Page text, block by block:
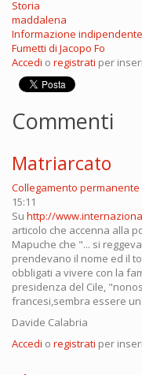
Storia
maddalena
Informazione indipendente
Fumetti di Jacopo Fo
Accedi o registrati per
Commenti
Matriarcato
Collegamento permanente
15:11
Su http://
articolo che accenna alla
Mapuche che "... si
prendevano il nome ed il
obbligati a vivere con la
presidenza del Cile,
francesi,sembra essere
Davide Calabria
Accedi o registrati per